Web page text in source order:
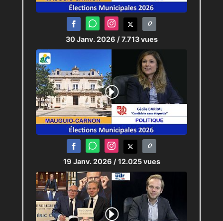
30 Janv. 2026 / 7.713 vues
19 Janv. 2026 / 12.025 vues